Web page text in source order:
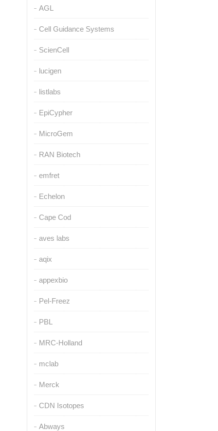
AGL
Cell Guidance Systems
ScienCell
lucigen
listlabs
EpiCypher
MicroGem
RAN Biotech
emfret
Echelon
Cape Cod
aves labs
aqix
appexbio
Pel-Freez
PBL
MRC-Holland
mclab
Merck
CDN Isotopes
Abways